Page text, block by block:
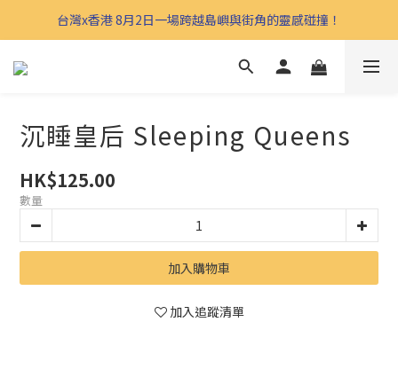
台灣x香港 8月2日一場跨越島嶼與街角的靈感碰撞！
沉睡皇后 Sleeping Queens
HK$125.00
數量
加入購物車
加入追蹤清單